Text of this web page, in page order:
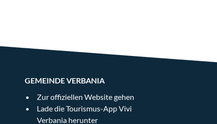
GEMEINDE VERBANIA
Zur offiziellen Website gehen
Lade die Tourismus-App Vivi
Verbania herunter